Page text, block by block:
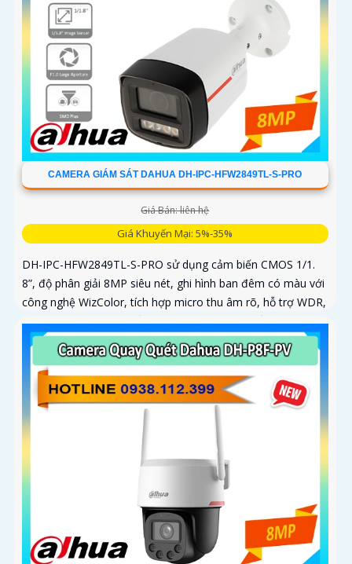
CAMERA GIÁM SÁT DAHUA DH-IPC-HFW2849TL-S-PRO
Giá Bán: liên hệ
Giá Khuyến Mại: 5%-35%
DH-IPC-HFW2849TL-S-PRO sử dụng cảm biến CMOS 1/1.
8”, độ phân giải 8MP siêu nét, ghi hình ban đêm có màu với
công nghệ WizColor, tích hợp micro thu âm rõ, hỗ trợ WDR,
3D NR, HLC, BLC, chuẩn IP67 giúp hoạt động ổn định ngoài
trời trong mọi điều kiện thời tiết